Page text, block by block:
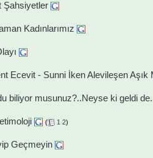
Şahsiyetler
Kadınlarımız
Ecevit - Sunni İken Alevileşen Aşık
biliyor musunuz?..Neyse ki geldi
( 1 2)
Geçmeyin